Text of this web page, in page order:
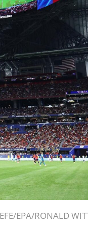
EPA/RONALD